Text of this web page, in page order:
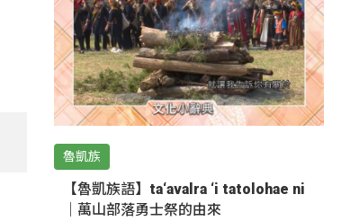
魯凱族
【魯凱族語】ta‘avalra ‘i tatolohae ni
｜萬山部落勇士祭的由來